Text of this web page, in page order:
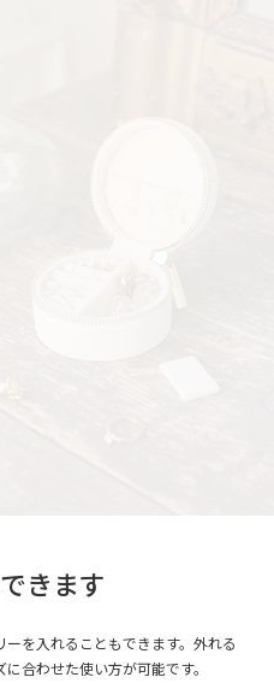
きます
を入れることもできます。外れる
合わせた使い方が可能です。